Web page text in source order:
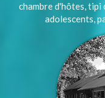
chambre d'hôtes,
adolescents,